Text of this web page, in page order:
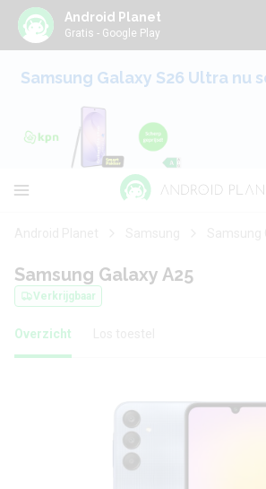
Android Planet
Gratis - Google Play
Samsung Galaxy S26 Ultra nu
Samsung Galaxy A25
Verkrijgbaar
Overzicht